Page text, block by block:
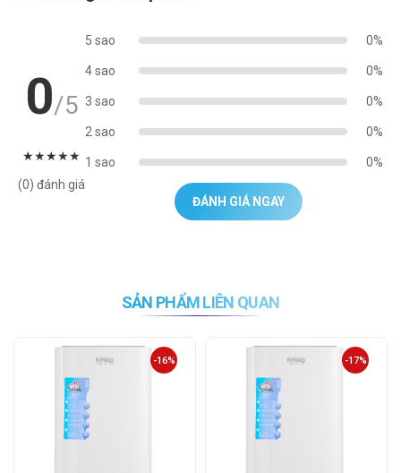
0/5
★★★★★
(0) đánh giá
5 sao 0%
4 sao 0%
3 sao 0%
2 sao 0%
1 sao 0%
ĐÁNH GIÁ NGAY
SẢN PHẨM LIÊN QUAN
-16% -17%